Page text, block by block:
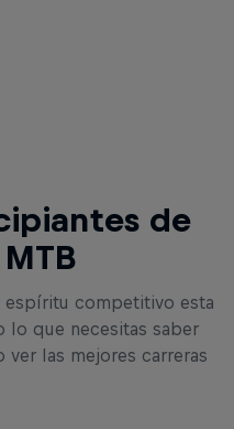
de
espíritu competitivo esta
lo que necesitas saber
las mejores carreras